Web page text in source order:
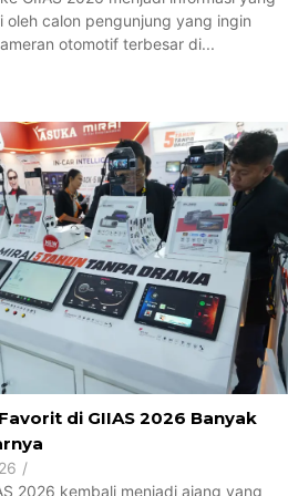
oleh calon pengunjung yang ingin
otomotif terbesar di...
di GIIAS 2026 Banyak
/
2026 kembali menjadi ajang yang